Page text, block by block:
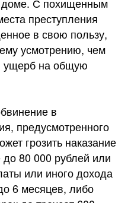
преступления
в свою пользу,
усмотрению, чем
ущерб на общую
в
предусмотренного
грозить наказание
80 000 рублей или
или иного дохода
6 месяцев, либо